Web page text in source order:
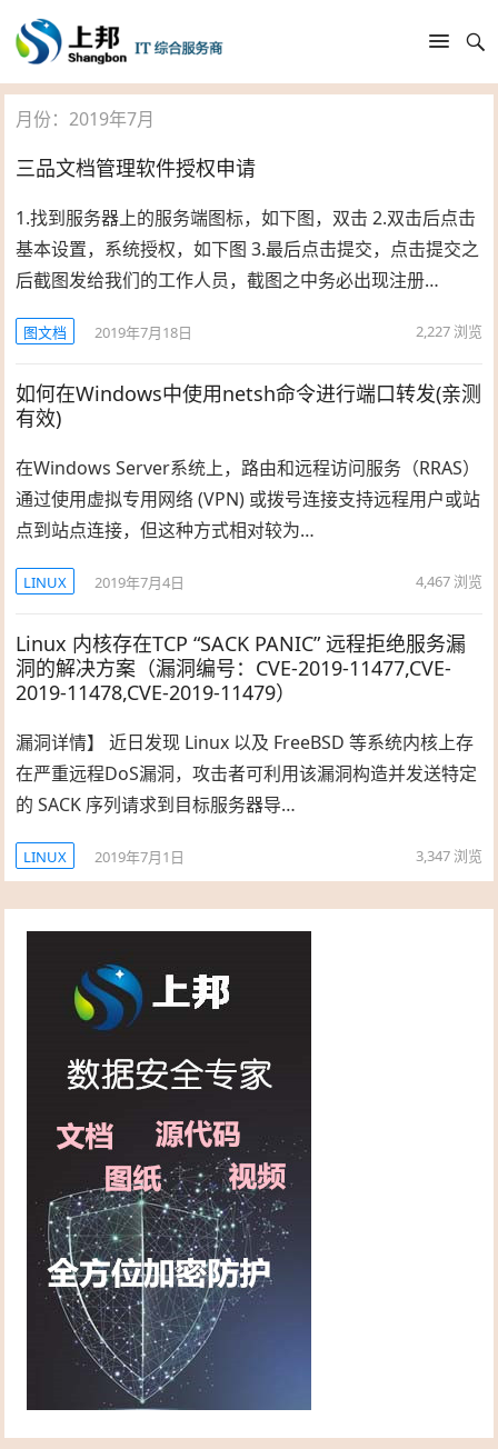
月份：2019年7月
三品文档管理软件授权申请
1.找到服务器上的服务端图标，如下图，双击 2.双击后点击
基本设置，系统授权，如下图 3.最后点击提交，点击提交之
后截图发给我们的工作人员，截图之中务必出现注册…
图文档 2019年7月18日 2,227浏览
如何在Windows中使用netsh命令进行端口转发(亲测
有效)
在Windows Server系统上，路由和远程访问服务（RRAS）
通过使用虚拟专用网络 (VPN) 或拨号连接支持远程用户或站
点到站点连接，但这种方式相对较为…
LINUX 2019年7月4日 4,467浏览
Linux 内核存在TCP “SACK PANIC” 远程拒绝服务漏
洞的解决方案（漏洞编号：CVE-2019-11477,CVE-
2019-11478,CVE-2019-11479）
漏洞详情】 近日发现 Linux 以及 FreeBSD 等系统内核上存
在严重远程DoS漏洞，攻击者可利用该漏洞构造并发送特定
的 SACK 序列请求到目标服务器导…
LINUX 2019年7月1日 3,347浏览